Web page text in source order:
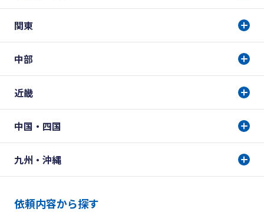
関東
中部
近畿
中国・四国
九州・沖縄
依頼内容から探す